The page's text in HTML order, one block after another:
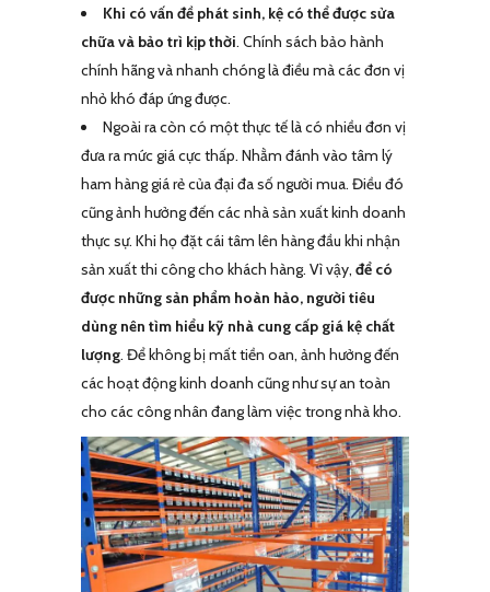
Khi có vấn đề phát sinh, kệ có thể được sửa
chữa và bảo trì kịp thời. Chính sách bảo hành
chính hãng và nhanh chóng là điều mà các đơn vị
nhỏ khó đáp ứng được.
Ngoài ra còn có một thực tế là có nhiều đơn vị
đưa ra mức giá cực thấp. Nhằm đánh vào tâm lý
ham hàng giá rẻ của đại đa số người mua. Điều đó
cũng ảnh hưởng đến các nhà sản xuất kinh doanh
thực sự. Khi họ đặt cái tâm lên hàng đầu khi nhận
sản xuất thi công cho khách hàng. Vì vậy, để có
được những sản phẩm hoàn hảo, người tiêu
dùng nên tìm hiểu kỹ nhà cung cấp giá kệ chất
lượng. Để không bị mất tiền oan, ảnh hưởng đến
các hoạt động kinh doanh cũng như sự an toàn
cho các công nhân đang làm việc trong nhà kho.